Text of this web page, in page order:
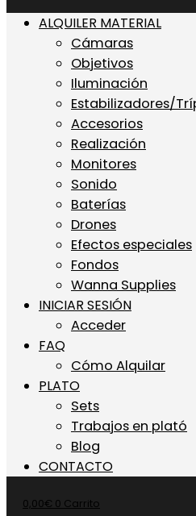
ALQUILER MATERIAL
Cámaras
Objetivos
Iluminación
Estabilizadores/
Accesorios
Realización
Monitores
Sonido
Baterías
Drones
Efectos especiales
Fondos
Wanna Supplies
INICIAR SESIÓN
Acceder
FAQ
Cómo Alquilar
PLATO
Sets
Trabajos en plató
Blog
CONTACTO
0,00€ 0 Carrito